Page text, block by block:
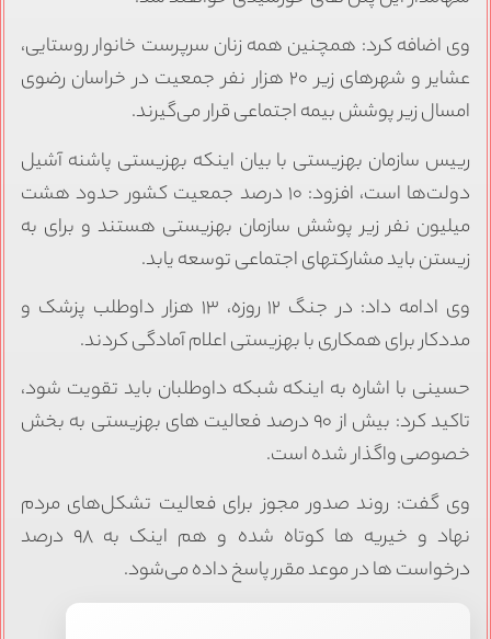
وی اضافه کرد: همچنین همه زنان سرپرست خانوار روستایی،
عشایر و شهرهای زیر ۲۰ هزار نفر جمعیت در خراسان رضوی
امسال زیر پوشش بیمه اجتماعی قرار می‌گیرند.
رییس سازمان بهزیستی با بیان اینکه بهزیستی پاشنه آشیل
دولت‌ها است، افزود: ۱۰ درصد جمعیت کشور حدود هشت
میلیون نفر زیر پوشش سازمان بهزیستی هستند و برای به
زیستن باید مشارکتهای اجتماعی توسعه یابد.
وی ادامه داد: در جنگ ۱۲ روزه، ۱۳ هزار داوطلب پزشک و
مددکار برای همکاری با بهزیستی اعلام آمادگی کردند.
حسینی با اشاره به اینکه شبکه داوطلبان باید تقویت شود،
تاکید کرد: بیش از ۹۰ درصد فعالیت های بهزیستی به بخش
خصوصی واگذار شده است.
وی گفت: روند صدور مجوز برای فعالیت تشکل‌های مردم
نهاد و خیریه ها کوتاه شده و هم اینک به ۹۸ درصد
درخواست ها در موعد مقرر پاسخ داده می‌شود.